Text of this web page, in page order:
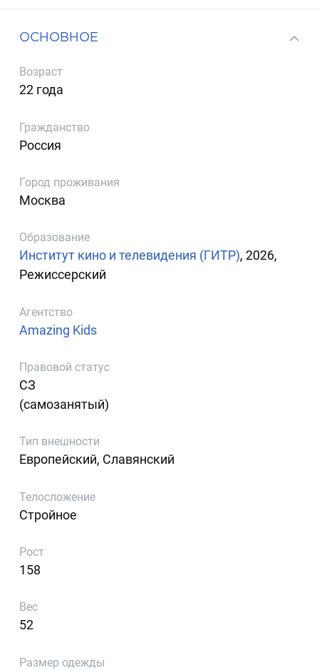
ОСНОВНОЕ
Возраст
22 года
Гражданство
Россия
Город проживания
Москва
Образование
Институт кино и телевидения (ГИТР), 2026,
Режиссерский
Агентство
Amazing Kids
Правовой статус
СЗ
(самозанятый)
Тип внешности
Европейский, Славянский
Телосложение
Стройное
Рост
158
Вес
52
Размер одежды